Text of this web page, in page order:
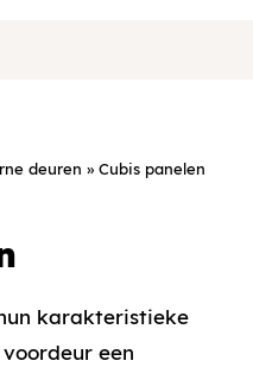
deuren » Cubis panelen
karakteristieke
een